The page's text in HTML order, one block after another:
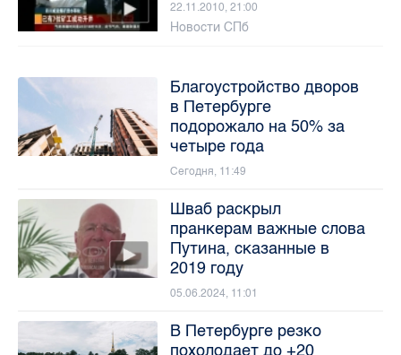
22.11.2010, 21:00
Новости СПб
Благоустройство дворов
в Петербурге
подорожало на 50% за
четыре года
Сегодня, 11:49
Шваб раскрыл
пранкерам важные слова
Путина, сказанные в
2019 году
05.06.2024, 11:01
В Петербурге резко
похолодает до +20